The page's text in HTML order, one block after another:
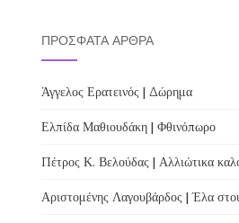
ΠΡΌΣΦΑΤΑ ΆΡΘΡΑ
Άγγελος Ερατεινός | Δώρημα
Ελπίδα Μαθιουδάκη | Φθινόπωρο
Πέτρος Κ. Βελούδας | Αλλιώτικα
Αριστομένης Λαγουβάρδος | Έλα